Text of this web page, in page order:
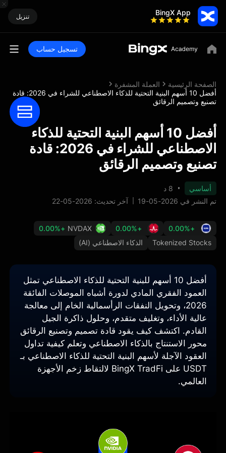
BingX App تنزيل
تسجيل حساب
الصفحة الرئيسية
العملة المشفرة
أفضل 10 أسهم البنية التحتية للذكاء الاصطناعي للشراء في 2026: قادة
تصنيع وتصميم الرقائق
أفضل 10 أسهم البنية التحتية للذكاء
الاصطناعي للشراء في 2026: قادة
تصنيع وتصميم الرقائق
أساسي
8 د
تم النشر في 2026-05-19
آخر تحديث: 2026-05-22
+0.00%
+0.00%
NVDAX
+0.00%
Tokenized Stocks
الذكاء الاصطناعي (AI)
أفضل 10 أسهم للبنية التحتية للذكاء الاصطناعي تمثل
العمود الفقري المادي لدورة أشباه الموصلات الفائقة
2026، وتحويل النفقات الرأسمالية الخام إلى معالجة
عالية الأداء، وتغليف متقدم، وحلول ذاكرة الجيل
القادم. اكتشف كيف يقود قادة تصميم وتصنيع الرقائق
محور الاستنتاج بالذكاء الاصطناعي وتعلم كيفية تداول
العقود الآجلة لأسهم البنية التحتية للذكاء الاصطناعي بـ
USDT على BingX TradFi لالتقاط زخم الأجهزة
العالمي.